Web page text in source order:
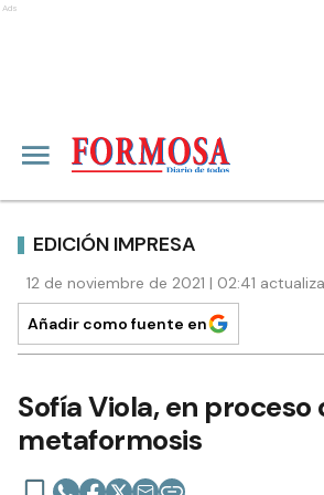
Ads
EDICIÓN IMPRESA
12 de noviembre de 2021 | 02:41
Añadir como fuente en
Sofía Viola, en proceso
metaformosis